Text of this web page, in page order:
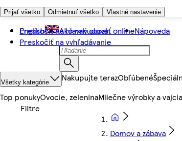
Prijať všetko Odmietnuť všetko Vlastné nastavenie
Preskočiť na hlavný obsah
Preskočiť na vyhľadávanie
English Ako nakupovať onlineNápoveda
Všetky kategórie Nakupujte terazObľúbené
Top ponukyOvocie, zeleninaMliečne výrobky a vajcia
Domov a zábava